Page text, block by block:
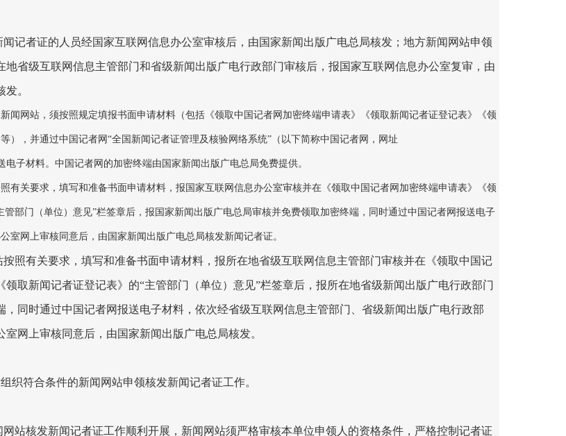
记者证的人员经国家互联网信息办公室审核后，由国家新闻出版广电总局核发；地方新闻网站申领
地省级互联网信息主管部门和省级新闻出版广电行政部门审核后，报国家互联网信息办公室复审，由
。
闻网站，须按照规定填报书面申请材料（包括《领取中国记者网加密终端申请表》《领取新闻记者证登记表》《领
），并通过中国记者网“全国新闻记者证管理及核验网络系统”（以下简称中国记者网，网址
电子材料。中国记者网的加密终端由国家新闻出版广电总局免费提供。
照有关要求，填写和准备书面申请材料，报国家互联网信息办公室审核并在《领取中国记者网加密终端申请表》《领
管部门（单位）意见”栏签章后，报国家新闻出版广电总局审核并免费领取加密终端，同时通过中国记者网报送电子
室网上审核同意后，由国家新闻出版广电总局核发新闻记者证。
按照有关要求，填写和准备书面申请材料，报所在地省级互联网信息主管部门审核并在《领取中国记
领取新闻记者证登记表》的“主管部门（单位）意见”栏签章后，报所在地省级新闻出版广电行政部门
，同时通过中国记者网报送电子材料，依次经省级互联网信息主管部门、省级新闻出版广电行政部
室网上审核同意后，由国家新闻出版广电总局核发。
织符合条件的新闻网站申领核发新闻记者证工作。
网站核发新闻记者证工作顺利开展，新闻网站须严格审核本单位申领人的资格条件，严格控制记者证